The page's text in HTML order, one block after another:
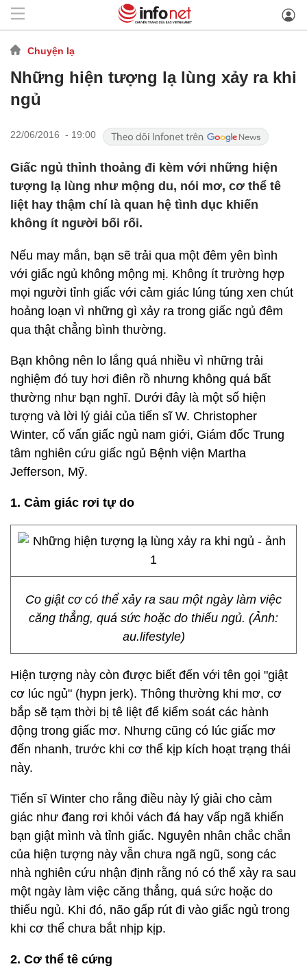
Chuyện lạ
Những hiện tượng lạ lùng xảy ra khi
ngủ
22/06/2016 - 19:00
Giấc ngủ thỉnh thoảng đi kèm với những hiện
tượng lạ lùng như mộng du, nói mơ, cơ thể tê
liệt hay thậm chí là quan hệ tình dục khiến
không ít người bối rối.
Nếu may mắn, bạn sẽ trải qua một đêm yên bình
với giấc ngủ không mộng mị. Không ít trường hợp
mọi người tỉnh giấc với cảm giác lúng túng xen chút
hoảng loạn vì những gì xảy ra trong giấc ngủ đêm
qua thật chẳng bình thường.
Bạn không nên lo lắng quá nhiều vì những trải
nghiệm đó tuy hơi điên rồ nhưng không quá bất
thường như bạn nghĩ. Dưới đây là một số hiện
tượng và lời lý giải của tiến sĩ W. Christopher
Winter, cố vấn giấc ngủ nam giới, Giám đốc Trung
tâm nghiên cứu giấc ngủ Bệnh viện Martha
Jefferson, Mỹ.
1. Cảm giác rơi tự do
Co giật cơ có thể xảy ra sau một ngày làm việc
căng thẳng, quá sức hoặc do thiếu ngủ. (Ảnh:
au.lifestyle)
Hiện tượng này còn được biết đến với tên gọi "giật
cơ lúc ngủ" (hypn jerk). Thông thường khi mơ, cơ
bắp sẽ tạm thời bị tê liệt để kiểm soát các hành
động trong giấc mơ. Nhưng cũng có lúc giấc mơ
đến nhanh, trước khi cơ thể kịp kích hoạt trạng thái
này.
Tiến sĩ Winter cho rằng điều này lý giải cho cảm
giác như đang rơi khỏi vách đá hay vấp ngã khiến
bạn giật mình và tỉnh giấc. Nguyên nhân chắc chắn
của hiện tượng này vẫn chưa ngã ngũ, song các
nhà nghiên cứu nhận định rằng nó có thể xảy ra sau
một ngày làm việc căng thẳng, quá sức hoặc do
thiếu ngủ. Khi đó, não gấp rút đi vào giấc ngủ trong
khi cơ thể chưa bắt nhịp kịp.
2. Cơ thể tê cứng